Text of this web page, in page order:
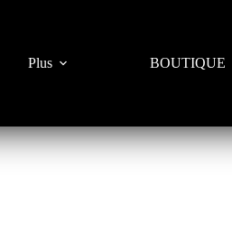
Plus BOUTIQUE